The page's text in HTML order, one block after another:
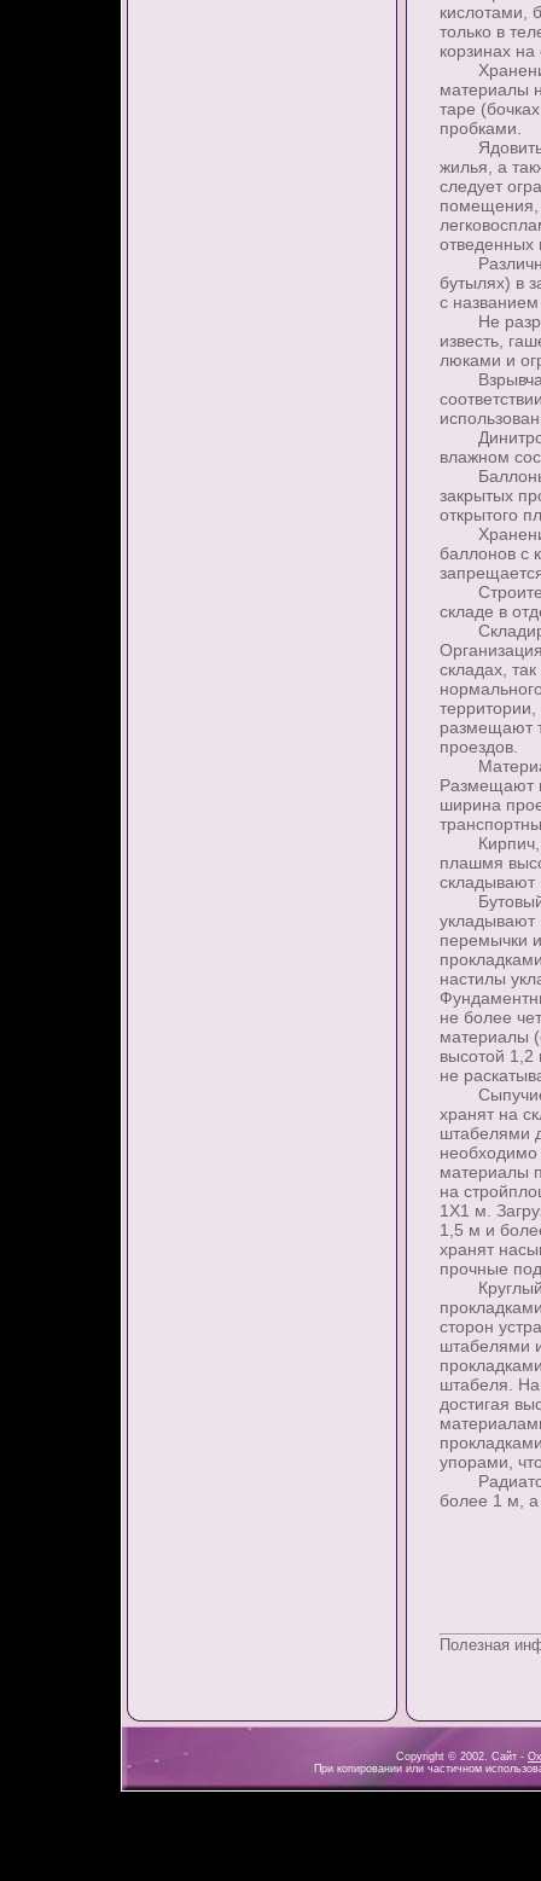
кислотами,
только в
корзинах
Хранение
материалы
таре
пробками.
Ядовитые
жилья, а
следует
помещения,
отведенных
бутылях) в
с
Не
известь,
люками и
влажном
Баллоны
закрытых
открытого
Хранение
баллонов с
складе в
складах,
размещают
проездов.
Размещают
ширина
Кирпич,
плашмя
складывают
Бутовый
перемычки
настилы
не более
материалы
высотой
не
Сыпучие
хранят на
штабелями
необходимо
материалы
на
1X1 м.
1,5 м и
хранят
прочные
Круглый
сторон
штабелями
штабеля.
достигая
упорами,
более 1 м,
Полезная
Copyright © 2002. Сайт -
При копировании или частичном